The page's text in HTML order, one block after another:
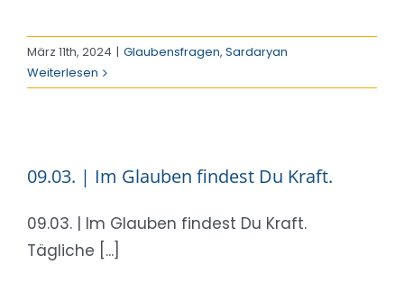
März 11th, 2024 | Glaubensfragen, Sardaryan
Weiterlesen
09.03. | Im Glauben findest Du Kraft.
09.03. | Im Glauben findest Du Kraft.
Tägliche [...]